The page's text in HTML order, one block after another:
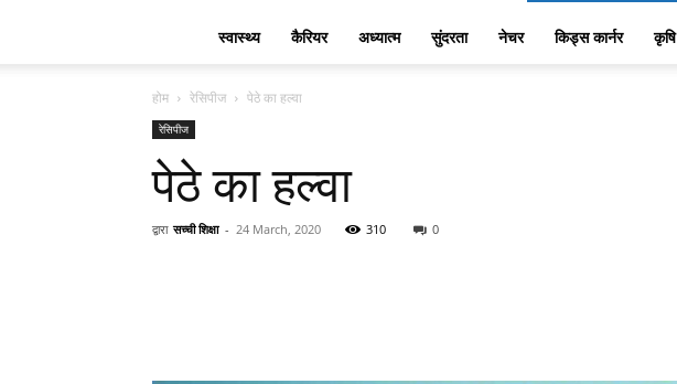
शिक्षा
स्वास्थ्य कैरियर अध्यात्म सुंदरता नेचर किड्स कार्नर कृषि
होम रेसिपीज पेठे का हल्वा
रेसिपीज
पेठे का हल्वा
द्वारा सच्ची शिक्षा - 24 March, 2020 310 0